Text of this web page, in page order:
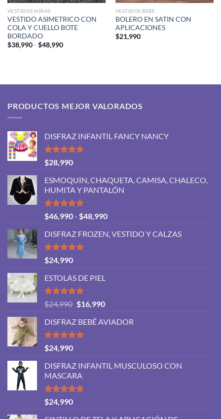
VESTIDOS NIÑAS
VESTIDO ASIMETRICO CON
COLA Y CUELLO BOTE
BORDADO
$38,990 - $48,990Rango
$48,990
VESTIDOS BEBÉ
BOLERO EN SATIN CON
APLICACIONES
$21,990
PRODUCTOS MEJOR VALORADOS
DISFRAZ INFANTIL FANCY NANCY
Valorado
con
de 5
$28,990
ESMOQUIN, CHAQUETA, CAMISA, CHALECO,
HUMITA Y PANTALÓN
Valorado
con
de 5
$46,990- $48,990Rango
precios:
DISFRAZ FROZEN, VESTIDO Y CALZAS
Valorado
con
de 5
$24,990
ESTOLAS DE PIEL
Valorado
con
de 5
$24,990 El
original
era:
$16,990El
actual
DISFRAZ BEBÉ AVIADOR
Valorado
con
de 5
$24,990
DISFRAZ INFANTIL MUSCULOSO CON
MASCARA
Valorado
con
de 5
$24,990